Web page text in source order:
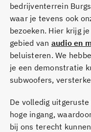
bedrijventerrein
waar je tevens ook
bezoeken. Hier krijg
gebied van audio en
beluisteren. We
je een demonstratie
subwoofers,
De volledig
hoge ingang,
bij ons terecht